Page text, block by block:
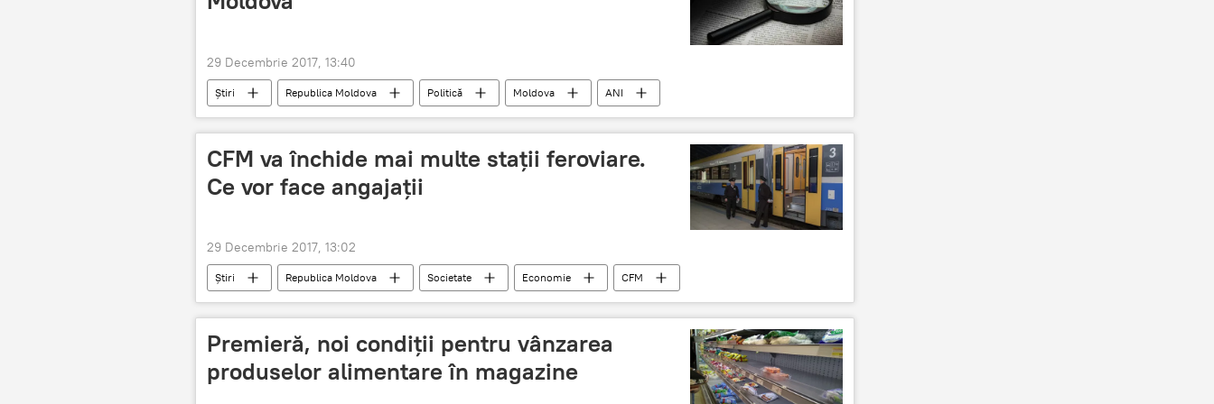
29 Decembrie 2017, 13:40
Știri Republica Moldova Politică Moldova
ANI
averile demnitarilor
CFM va închide mai multe stații feroviare.
Ce vor face angajații
29 Decembrie 2017, 13:02
Știri Republica Moldova Societate Economie
CFM
Ministerul Economiei
proiect de lege stații feroviare
Premieră, noi condiții pentru vânzarea
produselor alimentare în magazine